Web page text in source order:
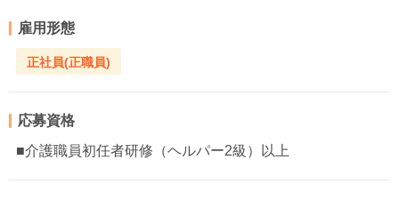
雇用形態
正社員(正職員)
応募資格
■介護職員初任者研修（ヘルパー2級）以上